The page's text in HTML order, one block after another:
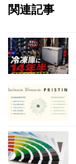
関連記事